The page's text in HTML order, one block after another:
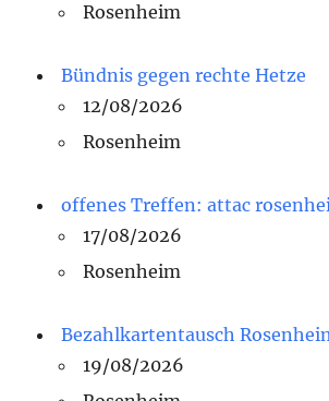
Rosenheim
Bündnis gegen rechte Hetze
12/08/2026
Rosenheim
offenes Treffen: attac
17/08/2026
Rosenheim
Bezahlkartentausch
19/08/2026